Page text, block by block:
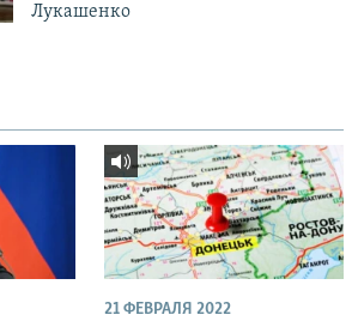
Лукашенко
21 ФЕВРАЛЯ 2022